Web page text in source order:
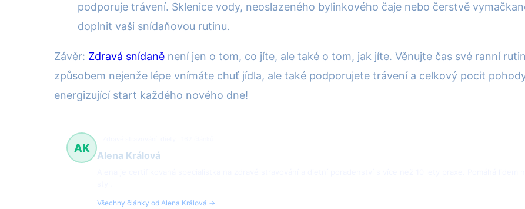
podporuje trávení. Sklenice vody, neoslazeného bylinkového čaje nebo čerstvě
doplnit vaši snídaňovou rutinu.
Závěr: Zdravá snídaně není jen o tom, co jíte, ale také o tom, jak jíte. Věnujte čas své ranní
způsobem nejenže lépe vnímáte chuť jídla, ale také podporujete trávení a celkový pocit
energizující start každého nového dne!
AK
Alena Králová
Všechny články od Alena Králová →